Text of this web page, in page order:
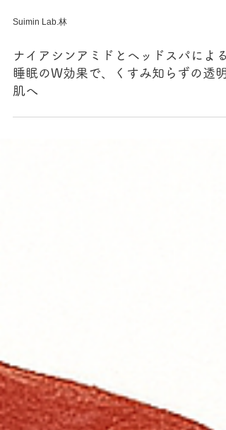
Suimin Lab.林
ナイアシンアミドとヘッドスパによる
肌へ